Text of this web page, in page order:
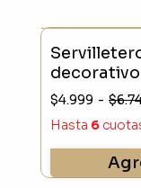
$4.999 -
Hasta 6